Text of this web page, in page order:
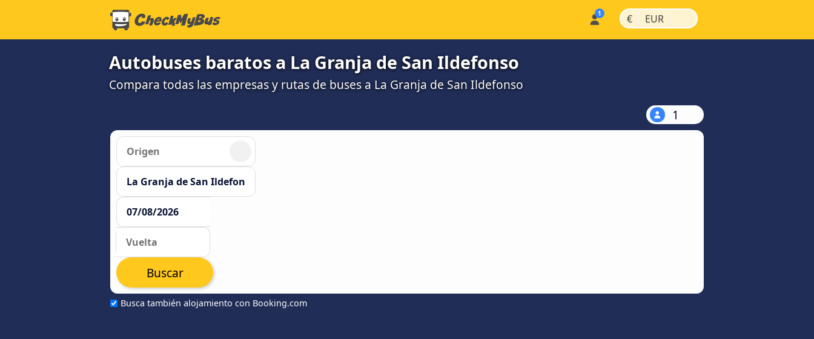
€ | EUR |
Autobuses baratos a La Granja de San Ildefonso
Compara todas las empresas y rutas de buses a La Granja de San Ildefonso
1
Busca también alojamiento con Booking.com
Buscar